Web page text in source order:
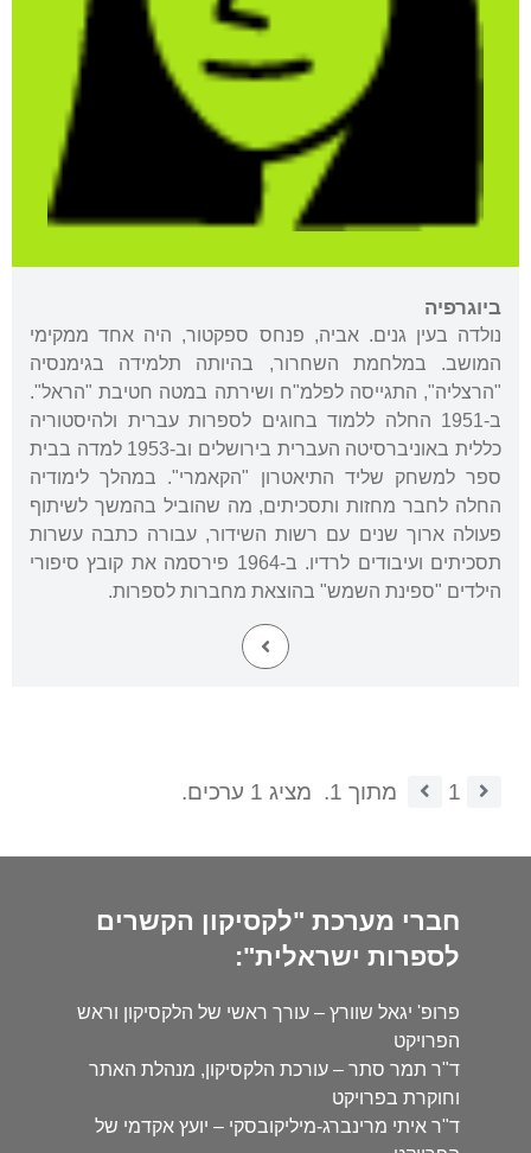
ביוגרפיה
נולדה בעין גנים. אביה, פנחס ספקטור, היה אחד ממקימי
המושב. במלחמת השחרור, בהיותה תלמידה בגימנסיה
"הרצליה", התגייסה לפלמ"ח ושירתה במטה חטיבת "הראל".
ב-1951 החלה ללמוד בחוגים לספרות עברית ולהיסטוריה
כללית באוניברסיטה העברית בירושלים וב-1953 למדה בבית
ספר למשחק שליד התיאטרון "הקאמרי". במהלך לימודיה
החלה לחבר מחזות ותסכיתים, מה שהוביל בהמשך לשיתוף
פעולה ארוך שנים עם רשות השידור, עבורה כתבה עשרות
תסכיתים ועיבודים לרדיו. ב-1964 פירסמה את קובץ סיפורי
הילדים "ספינת השמש" בהוצאת מחברות לספרות.
1 מתוך 1. מציג 1 ערכים.
חברי מערכת "לקסיקון הקשרים
לספרות ישראלית":
פרופ' יגאל שוורץ – עורך ראשי של הלקסיקון וראש
הפרויקט
ד"ר תמר סתר – עורכת הלקסיקון, מנהלת האתר
וחוקרת בפרויקט
ד"ר איתי מרינברג-מיליקובסקי – יועץ אקדמי של